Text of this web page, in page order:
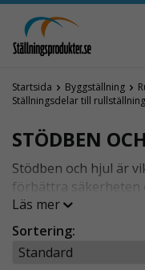
Startsida Byggställning
Ställningsdelar till rullställning
STÖDBEN
Stödben och hjul är
förbättra säkerheten
rullställning. Med vårt
din ställning för att
säkerställa en trygg
vi alltid en lösning av
Läs mer
Sortering: